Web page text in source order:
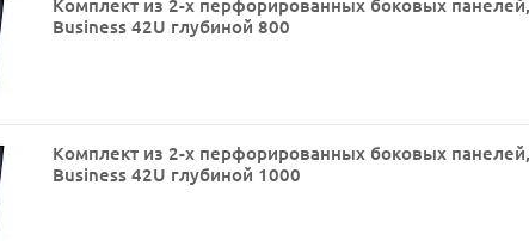
Комплект из 2-х перфорированных боковых
Business 42U глубиной 800
Комплект из 2-х перфорированных боковых
Business 42U глубиной 1000